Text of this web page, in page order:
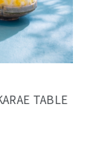
TABLE